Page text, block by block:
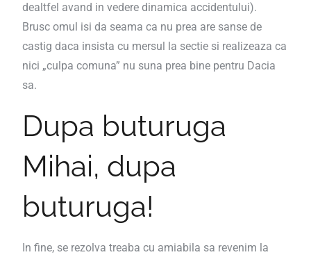
dealtfel avand in vedere dinamica accidentului).
Brusc omul isi da seama ca nu prea are sanse de
castig daca insista cu mersul la sectie si realizeaza ca
nici „culpa comuna” nu suna prea bine pentru Dacia
sa.
Dupa buturuga
Mihai, dupa
buturuga!
In fine, se rezolva treaba cu amiabila sa revenim la